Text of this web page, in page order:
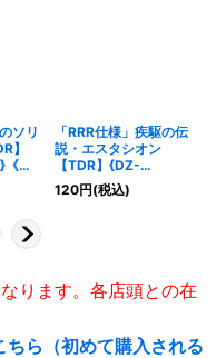
ソリ
】
ス
「RRR仕様」疾駆の伝
説・エスタシオン
【TDR】{DZ-
SS08/001R}《ストイケ
イア》
120円(税込)
ります。各店頭との在
ら（初めて購入される